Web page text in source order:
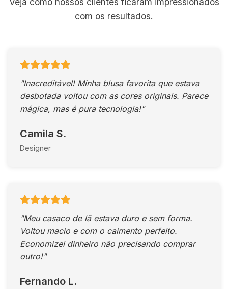
com os resultados.
"Inacreditável! Minha blusa favorita que estava
desbotada voltou com as cores originais. Parece
mágica, mas é pura tecnologia!"
Camila S.
Designer
"Meu casaco de lã estava duro e sem forma.
Voltou macio e com o caimento perfeito.
Economizei dinheiro não precisando comprar
outro!"
Fernando L.